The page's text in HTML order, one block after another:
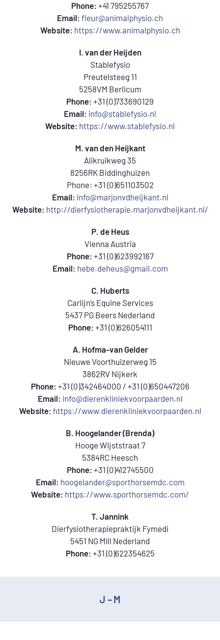
Phone: +41 795255767
Email: fleur@animalphysio.ch
Website: https://www.animalphysio.ch
I. van der Heijden
Stablefysio
Preutelsteeg 11
5258VM Berlicum
Phone: +31 (0)733690129
Email: info@stablefysio.nl
Website: https://www.stablefysio.nl
M. van den Heijkant
Alikruikweg 35
8256RK Biddinghuizen
Phone: +31 (0)651103502
Email: info@marjonvdheijkant.nl
Website: http://dierfysiotherapie.marjonvdheijkant.nl/
P. de Heus
Vienna Austria
Phone: +31 (0)623992167
Email: hebe.deheus@gmail.com
C. Huberts
Carlijn’s Equine Services
5437 PG Beers Nederland
Phone: +31 (0)626054111
A. Hofma-van Gelder
Nieuwe Voorthuizerweg 15
3862RV Nijkerk
Phone: +31 (0)342464000 / +31 (0)650447206
Email: info@dierenkliniekvoorpaarden.nl
Website: https://www.dierenkliniekvoorpaarden.nl
B. Hoogelander (Brenda)
Hooge Wijststraat 7
5384RC Heesch
Phone: +31 (0)412745500
Email: hoogelander@sporthorsemdc.com
Website: https://www.sporthorsemdc.com/
T. Jannink
Dierfysiotherapiepraktijk Fymedi
5451 NG Mill Nederland
Phone: +31 (0)622354625
J – M